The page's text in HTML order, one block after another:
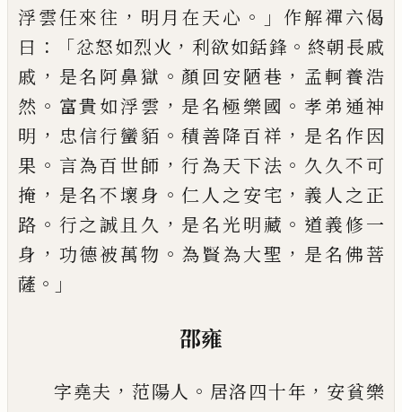
浮雲任來往 ， 明月在天心 。」 作解禪六偈
曰 ：「忿怒如烈火 ， 利欲如銛鋒 。 終朝長戚
戚 ， 是名阿鼻獄 。 顏回安陋巷 ， 孟軻養浩
然 。 富貴如浮雲 ， 是名極樂國 。孝弟通神
明 ， 忠信行蠻貊 。積善降百祥 ， 是名作因
果 。 言為百世師 ，行為天下法 。 久久不可
掩 ， 是名不壞身 。 仁人之安宅 ， 義人之正
路 。 行之誠且久 ， 是名光明藏 。 道義修一
身 ， 功德被萬物 。 為賢為大聖 ， 是名佛菩
薩 。」
邵雍
字堯夫 ， 范陽人 。 居洛四十年 ， 安貧樂